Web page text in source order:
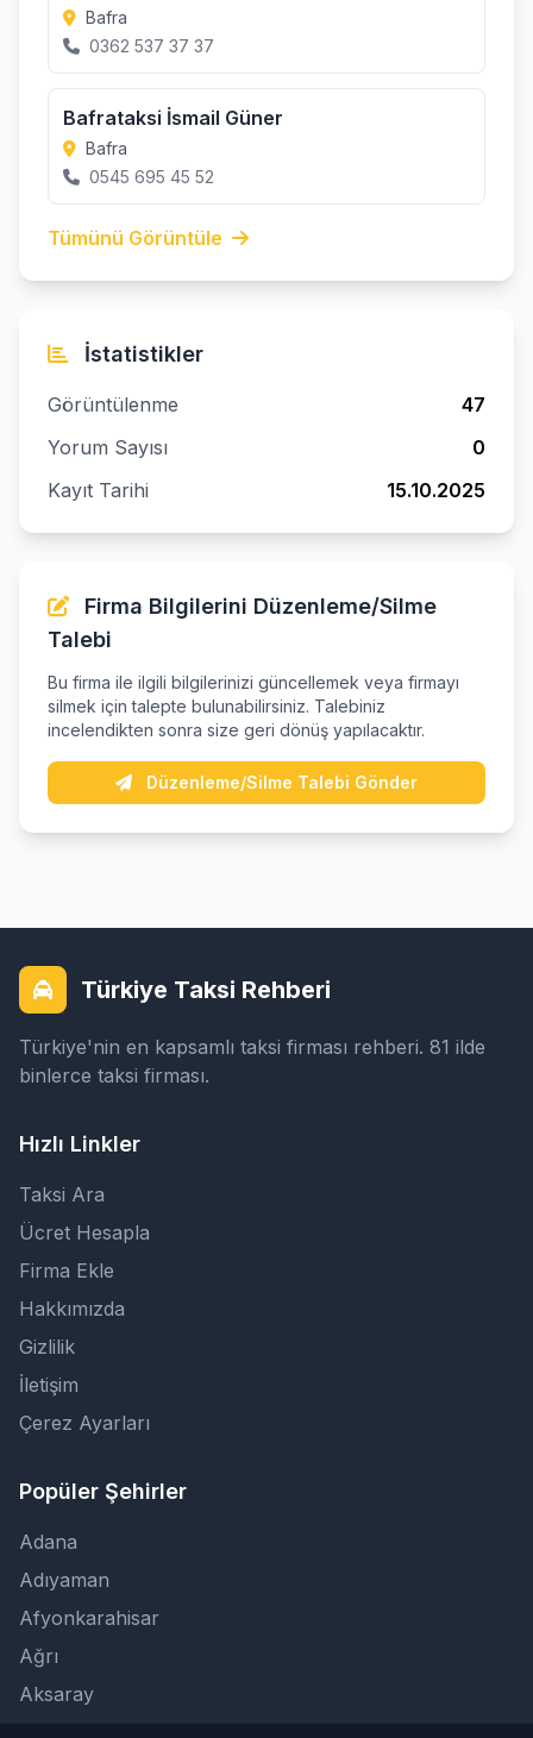
Bafra
0362 537 37 37
Bafrataksi İsmail Güner
Bafra
0545 695 45 52
Tümünü Görüntüle
İstatistikler
Görüntülenme
47
Yorum Sayısı
0
Kayıt Tarihi
15.10.2025
Firma Bilgilerini Düzenleme/Silme
Talebi
Bu firma ile ilgili bilgilerinizi güncellemek veya firmayı
silmek için talepte bulunabilirsiniz. Talebiniz
incelendikten sonra size geri dönüş yapılacaktır.
Düzenleme/Silme Talebi Gönder
Türkiye Taksi Rehberi
Türkiye'nin en kapsamlı taksi firması rehberi. 81 ilde
binlerce taksi firması.
Hızlı Linkler
Taksi Ara
Ücret Hesapla
Firma Ekle
Hakkımızda
Gizlilik
İletişim
Çerez Ayarları
Popüler Şehirler
Adana
Adıyaman
Afyonkarahisar
Ağrı
Aksaray